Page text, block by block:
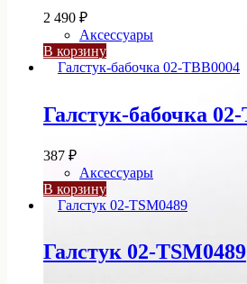
2 490 ₽
Аксессуары
В корзину
Галстук-бабочка
387 ₽
Аксессуары
В корзину
Галстук 02-TSM0489